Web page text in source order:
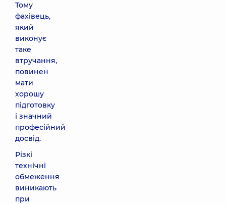
Тому
фахівець,
який
виконує
таке
втручання,
повинен
мати
хорошу
підготовку
і значний
професійний
досвід.
Різкі
технічні
обмеження
виникають
при